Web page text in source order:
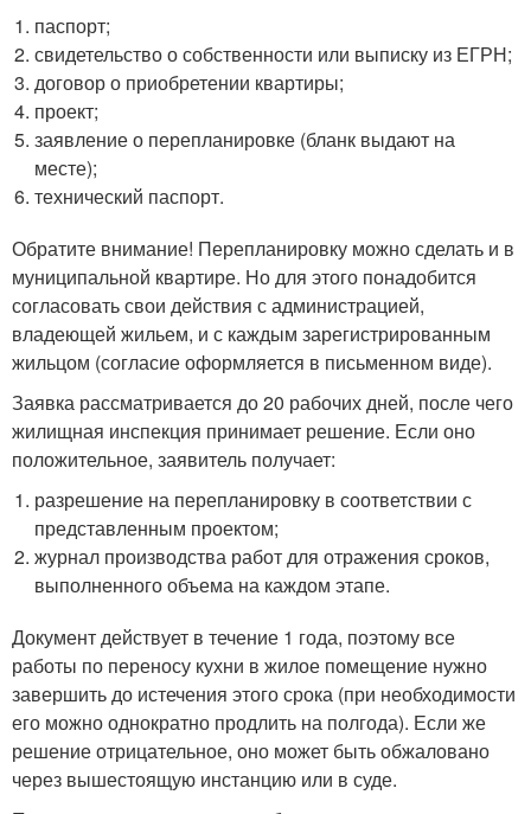
паспорт;
свидетельство о собственности или выписку из ЕГРН;
договор о приобретении квартиры;
проект;
заявление о перепланировке (бланк выдают на
месте);
технический паспорт.
Обратите внимание! Перепланировку можно сделать и в
муниципальной квартире. Но для этого понадобится
согласовать свои действия с администрацией,
владеющей жильем, и с каждым зарегистрированным
жильцом (согласие оформляется в письменном виде).
Заявка рассматривается до 20 рабочих дней, после чего
жилищная инспекция принимает решение. Если оно
положительное, заявитель получает:
разрешение на перепланировку в соответствии с
представленным проектом;
журнал производства работ для отражения сроков,
выполненного объема на каждом этапе.
Документ действует в течение 1 года, поэтому все
работы по переносу кухни в жилое помещение нужно
завершить до истечения этого срока (при необходимости
его можно однократно продлить на полгода). Если же
решение отрицательное, оно может быть обжаловано
через вышестоящую инстанцию или в суде.